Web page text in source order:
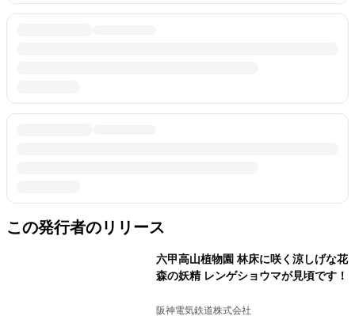
この発行者のリリース
六甲高山植物園 林床に咲く涼しげな花
森の妖精 レンゲショウマが見頃です！
阪神電気鉄道株式会社